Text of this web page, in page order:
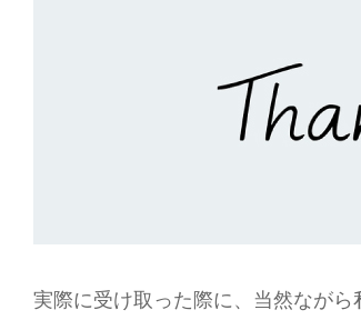
実際に受け取った際に、当然なが